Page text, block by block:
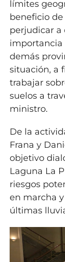
límites
beneficio
perjudicar a
importancia
demás
situación, a
trabajar
suelos a
ministro.
De la
Frana y
objetivo
Laguna La
riesgos
en marcha
últimas